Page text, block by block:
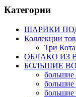
Категории
ШАРИКИ
Коллекции
Три Кота
ОБЛАКО ИЗ
БОЛЬШИЕ
большие
большие